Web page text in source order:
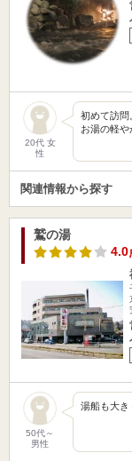
20代 女
性
初めて訪問
お湯の軽
関連情報から探す
鷲の湯
4.0
50代～
男性
湯船も大き